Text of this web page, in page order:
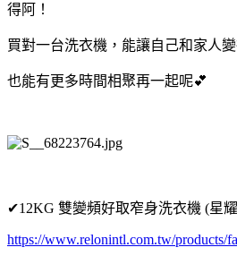
得阿！
買對一台洗衣機，能讓自己和家人
也能有更多時間相聚再一起呢💕
✔12KG 雙變頻好取窄身洗衣機 (星
https://www.relonintl.com.tw/products/